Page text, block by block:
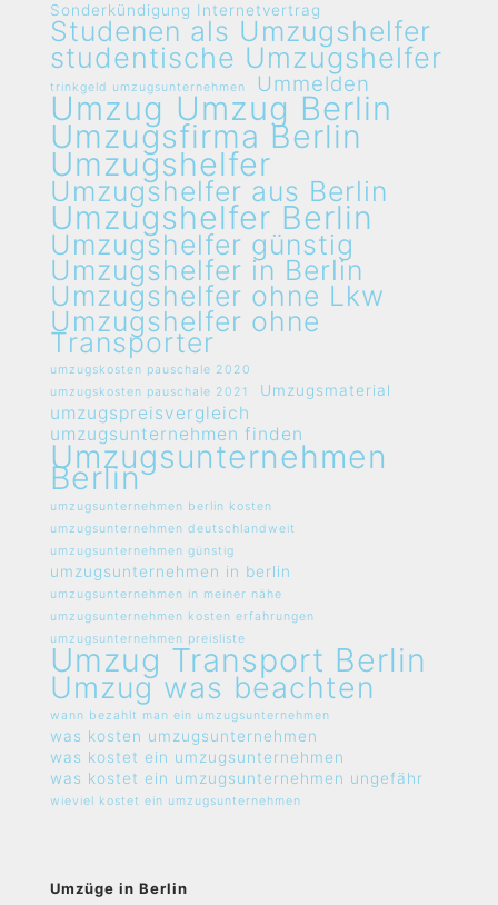
Sonderkündigung Internetvertrag
Studenen als Umzugshelfer
studentische Umzugshelfer
trinkgeld umzugsunternehmen Ummelden
Umzug Umzug Berlin
Umzugsfirma Berlin
Umzugshelfer
Umzugshelfer aus Berlin
Umzugshelfer Berlin
Umzugshelfer günstig
Umzugshelfer in Berlin
Umzugshelfer ohne Lkw
Umzugshelfer ohne
Transporter
umzugskosten pauschale 2020
umzugskosten pauschale 2021
Umzugsmaterial
umzugspreisvergleich
umzugsunternehmen finden
Umzugsunternehmen
Berlin
umzugsunternehmen berlin kosten
umzugsunternehmen deutschlandweit
umzugsunternehmen günstig
umzugsunternehmen in berlin
umzugsunternehmen in meiner nähe
umzugsunternehmen kosten erfahrungen
umzugsunternehmen preisliste
Umzug Transport Berlin
Umzug was beachten
wann bezahlt man ein umzugsunternehmen
was kosten umzugsunternehmen
was kostet ein umzugsunternehmen
was kostet ein umzugsunternehmen ungefähr
wieviel kostet ein umzugsunternehmen
Umzüge in Berlin